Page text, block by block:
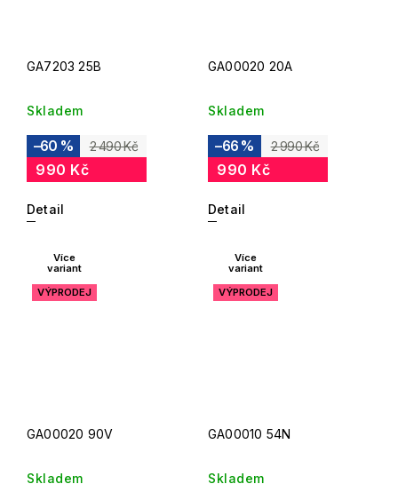
GA7203 25B
Skladem
2 490 Kč
–60 %
990 Kč
Detail
GA00020 20A
Skladem
2 990 Kč
–66 %
990 Kč
Detail
Více
variant
VÝPRODEJ
GA00020 90V
Skladem
Více
variant
VÝPRODEJ
GA00010 54N
Skladem